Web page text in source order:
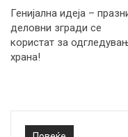
Генијална идеја –
деловни згради се
користат за
храна!